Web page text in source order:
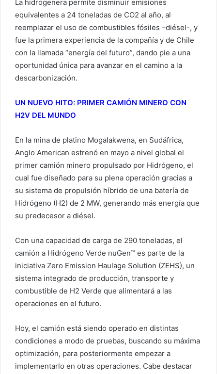
La hidrogenera permite disminuir emisiones
equivalentes a 24 toneladas de CO2 al año, al
reemplazar el uso de combustibles fósiles –diésel-, y
fue la primera experiencia de la compañía y de Chile
con la llamada “energía del futuro”, dando pie a una
oportunidad única para avanzar en el camino a la
descarbonización.
UN NUEVO HITO: PRIMER CAMIÓN MINERO CON
H2V DEL MUNDO
En la mina de platino Mogalakwena, en Sudáfrica,
Anglo American estrenó en mayo a nivel global el
primer camión minero propulsado por Hidrógeno, el
cual fue diseñado para su plena operación gracias a
su sistema de propulsión híbrido de una batería de
Hidrógeno (H2) de 2 MW, generando más energía que
su predecesor a diésel.
Con una capacidad de carga de 290 toneladas, el
camión a Hidrógeno Verde nuGen™ es parte de la
iniciativa Zero Emission Haulage Solution (ZEHS), un
sistema integrado de producción, transporte y
combustible de H2 Verde que alimentará a las
operaciones en el futuro.
Hoy, el camión está siendo operado en distintas
condiciones a modo de pruebas, buscando su máxima
optimización, para posteriormente empezar a
implementarlo en otras operaciones. Cabe destacar